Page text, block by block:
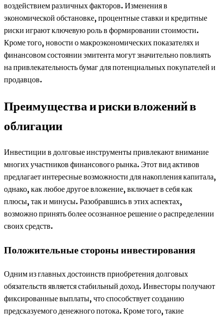
воздействием различных факторов. Изменения в
экономической обстановке, процентные ставки и кредитные
риски играют ключевую роль в формировании стоимости.
Кроме того, новости о макроэкономических показателях и
финансовом состоянии эмитента могут значительно повлиять
на привлекательность бумаг для потенциальных покупателей и
продавцов.
Преимущества и риски вложений в
облигации
Инвестиции в долговые инструменты привлекают внимание
многих участников финансового рынка. Этот вид активов
предлагает интересные возможности для накопления капитала,
однако, как любое другое вложение, включает в себя как
плюсы, так и минусы. Разобравшись в этих аспектах,
возможно принять более осознанное решение о распределении
своих средств.
Положительные стороны инвестирования
Одним из главных достоинств приобретения долговых
обязательств является стабильный доход. Инвесторы получают
фиксированные выплаты, что способствует созданию
предсказуемого денежного потока. Кроме того, такие